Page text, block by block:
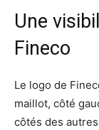
Une
Fineco
Le logo de
maillot, côté
côtés des